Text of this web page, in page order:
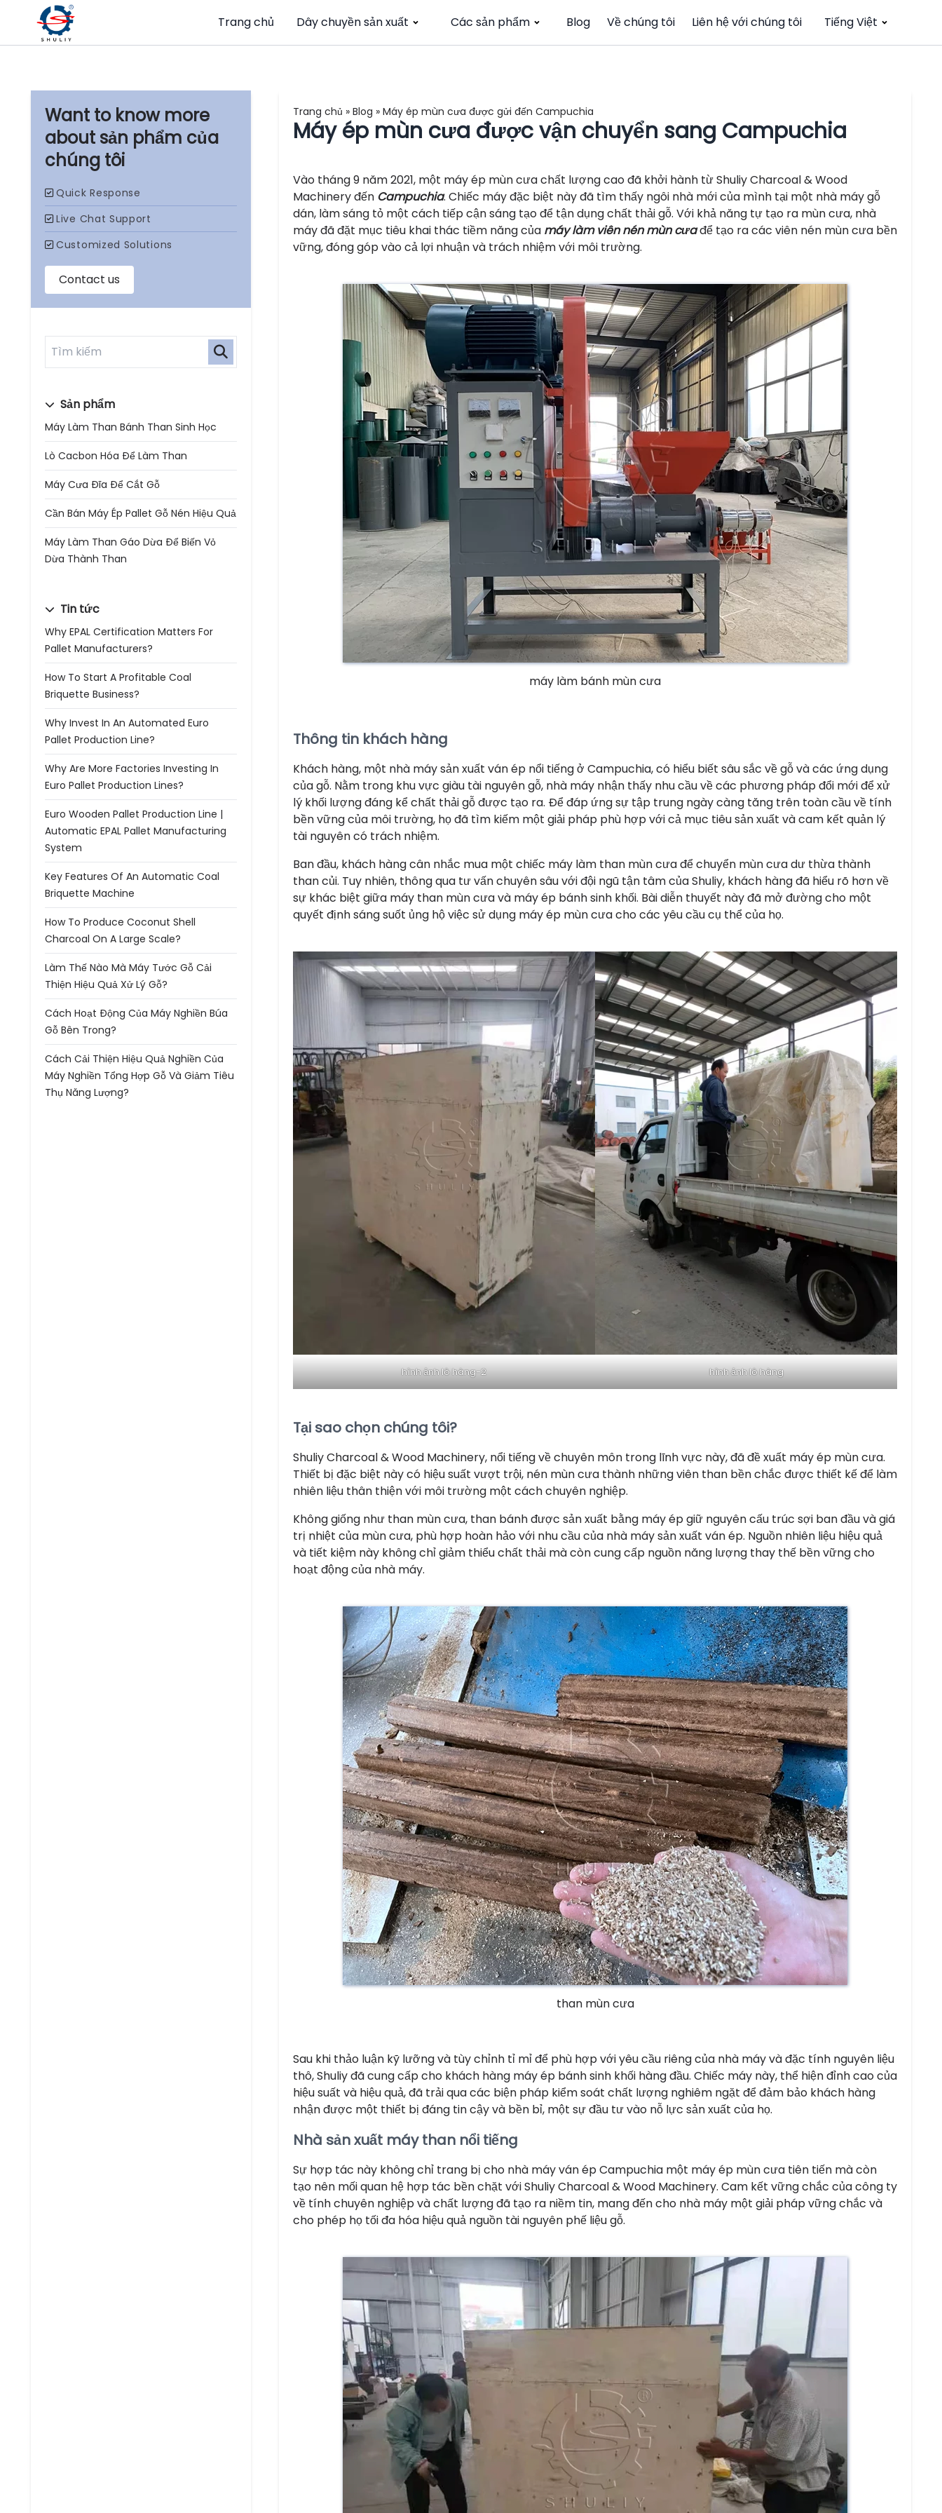
Trang chủ Dây chuyền sản xuất Các sản phẩm Blog Về chúng tôi Liên hệ với chúng tôi Tiếng Việt
sản phẩm của
chúng tôi
Sản phẩm
Máy Làm Than Bánh Than Sinh Học
Lò Cacbon Hóa Để Làm Than
Máy Cưa Đĩa Để Cắt Gỗ
Cần Bán Máy Ép Pallet Gỗ Nén Hiệu Quả
Máy Làm Than Gáo Dừa Để Biến Vỏ
Dừa Thành Than
Tin tức
Why EPAL Certification Matters For
Pallet Manufacturers?
How To Start A Profitable Coal
Briquette Business?
Why Invest In An Automated Euro
Pallet Production Line?
Why Are More Factories Investing In
Euro Pallet Production Lines?
Euro Wooden Pallet Production Line |
Automatic EPAL Pallet Manufacturing
System
Key Features Of An Automatic Coal
Briquette Machine
How To Produce Coconut Shell
Charcoal On A Large Scale?
Làm Thế Nào Mà Máy Tước Gỗ Cải
Thiện Hiệu Quả Xử Lý Gỗ?
Cách Hoạt Động Của Máy Nghiền Búa
Gỗ Bên Trong?
Cách Cải Thiện Hiệu Quả Nghiền Của
Máy Nghiền Tổng Hợp Gỗ Và Giảm Tiêu
Thụ Năng Lượng?
Trang chủ » Blog » Máy ép mùn cưa được gửi đến Campuchia
Máy ép mùn cưa được vận chuyển sang Campuchia
Vào tháng 9 năm 2021, một máy ép mùn cưa chất lượng cao đã khởi hành từ Shuliy Charcoal & Wood
Machinery đến Campuchia. Chiếc máy đặc biệt này đã tìm thấy ngôi nhà mới của mình tại một nhà máy gỗ
dán, làm sáng tỏ một cách tiếp cận sáng tạo để tận dụng chất thải gỗ. Với khả năng tự tạo ra mùn cưa, nhà
máy đã đặt mục tiêu khai thác tiềm năng của máy làm viên nén mùn cưađể tạo ra các viên nén mùn cưa bền
vững, đóng góp vào cả lợi nhuận và trách nhiệm với môi trường.
máy làm bánh mùn cưa
Thông tin khách hàng
Khách hàng, một nhà máy sản xuất ván ép nổi tiếng ở Campuchia, có hiểu biết sâu sắc về gỗ và các ứng dụng
của gỗ. Nằm trong khu vực giàu tài nguyên gỗ, nhà máy nhận thấy nhu cầu về các phương pháp đổi mới để xử
lý khối lượng đáng kể chất thải gỗ được tạo ra. Để đáp ứng sự tập trung ngày càng tăng trên toàn cầu về tính
bền vững của môi trường, họ đã tìm kiếm một giải pháp phù hợp với cả mục tiêu sản xuất và cam kết quản lý
tài nguyên có trách nhiệm.
Ban đầu, khách hàng cân nhắc mua một chiếc máy làm than mùn cưa để chuyển mùn cưa dư thừa thành
than củi. Tuy nhiên, thông qua tư vấn chuyên sâu với đội ngũ tận tâm của Shuliy, khách hàng đã hiểu rõ hơn về
sự khác biệt giữa máy than mùn cưa và máy ép bánh sinh khối. Bài diễn thuyết này đã mở đường cho một
quyết định sáng suốt ủng hộ việc sử dụng máy ép mùn cưa cho các yêu cầu cụ thể của họ.
hình ảnh lô hàng-2 hình ảnh lô hàng
Tại sao chọn chúng tôi?
Shuliy Charcoal & Wood Machinery, nổi tiếng về chuyên môn trong lĩnh vực này, đã đề xuất máy ép mùn cưa.
Thiết bị đặc biệt này có hiệu suất vượt trội, nén mùn cưa thành những viên than bền chắc được thiết kế để làm
nhiên liệu thân thiện với môi trường một cách chuyên nghiệp.
Không giống như than mùn cưa, than bánh được sản xuất bằng máy ép giữ nguyên cấu trúc sợi ban đầu và giá
trị nhiệt của mùn cưa, phù hợp hoàn hảo với nhu cầu của nhà máy sản xuất ván ép. Nguồn nhiên liệu hiệu quả
và tiết kiệm này không chỉ giảm thiểu chất thải mà còn cung cấp nguồn năng lượng thay thế bền vững cho
hoạt động của nhà máy.
than mùn cưa
Sau khi thảo luận kỹ lưỡng và tùy chỉnh tỉ mỉ để phù hợp với yêu cầu riêng của nhà máy và đặc tính nguyên liệu
thô, Shuliy đã cung cấp cho khách hàng máy ép bánh sinh khối hàng đầu. Chiếc máy này, thể hiện đỉnh cao của
hiệu suất và hiệu quả, đã trải qua các biện pháp kiểm soát chất lượng nghiêm ngặt để đảm bảo khách hàng
nhận được một thiết bị đáng tin cậy và bền bỉ, một sự đầu tư vào nỗ lực sản xuất của họ.
Nhà sản xuất máy than nổi tiếng
Sự hợp tác này không chỉ trang bị cho nhà máy ván ép Campuchia một máy ép mùn cưa tiên tiến mà còn
tạo nên mối quan hệ hợp tác bền chặt với Shuliy Charcoal & Wood Machinery. Cam kết vững chắc của công ty
về tính chuyên nghiệp và chất lượng đã tạo ra niềm tin, mang đến cho nhà máy một giải pháp vững chắc và
cho phép họ tối đa hóa hiệu quả nguồn tài nguyên phế liệu gỗ.